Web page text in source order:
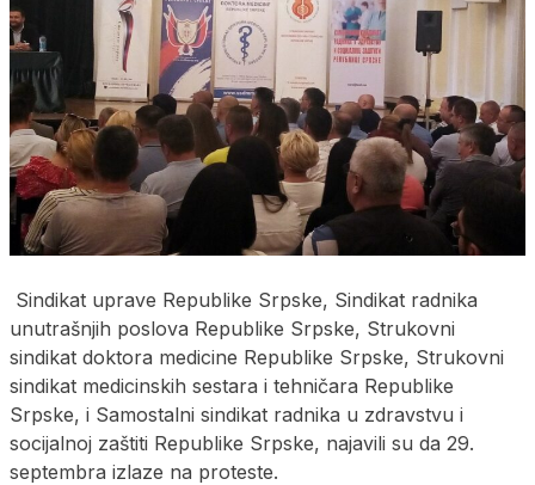
Sindikat uprave Republike Srpske, Sindikat radnika
unutrašnjih poslova Republike Srpske, Strukovni
sindikat doktora medicine Republike Srpske, Strukovni
sindikat medicinskih sestara i tehničara Republike
Srpske, i Samostalni sindikat radnika u zdravstvu i
socijalnoj zaštiti Republike Srpske, najavili su da 29.
septembra izlaze na proteste.